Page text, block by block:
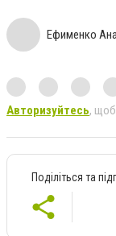
Ефименко
Авторизуйтесь, щоб
Поділіться та